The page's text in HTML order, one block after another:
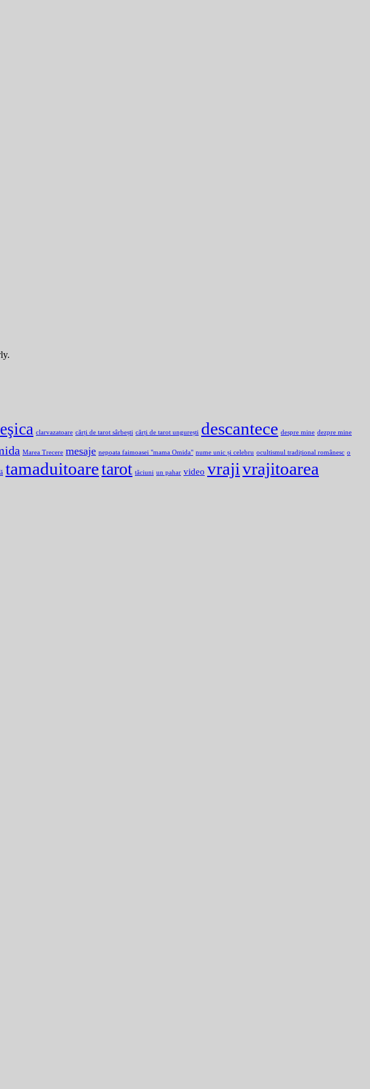
clarvazatoare cărți de tarot sârbești cărți de tarot ungurești descantece despre mine dezpre mine
Marea Trecere mesaje nepoata faimoasei "mama Omida" nume unic și celebru ocultismul tradițional românesc o
tamaduitoaretarot tăciuni un pahar video vrajivrajitoarea